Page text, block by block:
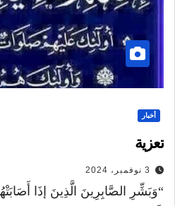
أخبار
تعزية
3 نوفمبر، 2024
“وَبَشِّرِ الصَّابِرِينَ الَّذِينَ إذَا أَصَابَتْهُمْ